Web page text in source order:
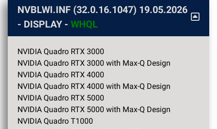
NVBLWI.INF (32.0.16.1047) 19.05.2026
- DISPLAY - WHQL
NVIDIA Quadro RTX 3000
NVIDIA Quadro RTX 3000 with Max-Q Design
NVIDIA Quadro RTX 4000
NVIDIA Quadro RTX 4000 with Max-Q Design
NVIDIA Quadro RTX 5000
NVIDIA Quadro RTX 5000 with Max-Q Design
NVIDIA Quadro T1000